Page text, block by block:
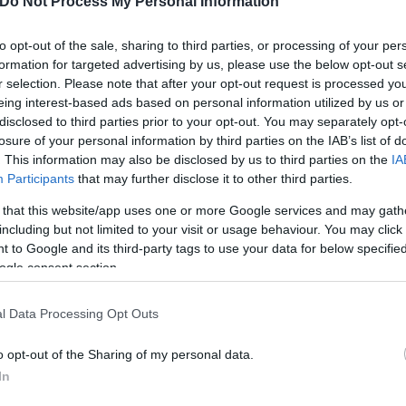
opt-out of the sale, sharing to third parties, or processing of your
for targeted advertising by us, please use the below opt-out
selection. Please note that after your opt-out request is processed
interest-based ads based on personal information utilized by us
to third parties prior to your opt-out. You may separately
of your personal information by third parties on the IAB’s list of
This information may also be disclosed by us to third parties on the
Participants that may further disclose it to other third parties.
that this website/app uses one or more Google services and may
but not limited to your visit or usage behaviour. You may
to Google and its third-party tags to use your data for below
consent section.
Data Processing Opt Outs
opt-out of the Sharing of my personal data.
από ένα βαθμό (1-1). Το σκορ για τους
φιλοξενούμενους να φέρνουν το ματς στα ίσα με
Καμπιάσο, Μεδέλ, Σκούτεν, Σοριάνο
Γκίντερ, Κόπολα, Ταμέζ, Λάζοβιτς, Χόνγκλα (81’
Flash.grστην αναζήτηση της